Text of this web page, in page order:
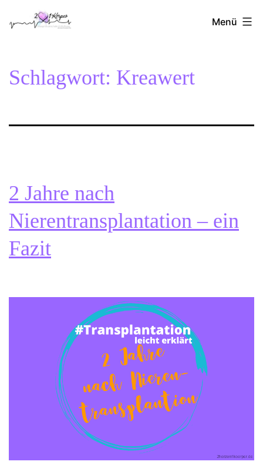
Inhalt2Herzen1Körper Menü
Schlagwort: Kreawert
2 Jahre nach
Nierentransplantation – ein
Fazit